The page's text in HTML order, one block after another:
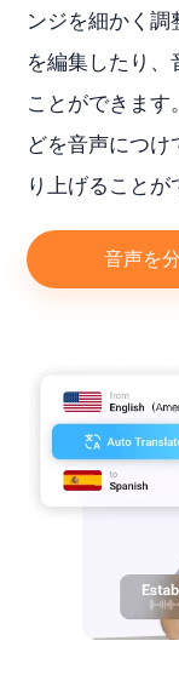
ンジを細かく調
を編集したり、
ことができま
どを音声につ
り上げることが
音声を